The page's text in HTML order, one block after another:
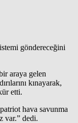
göndereceğini
araya gelen
kınayarak,
etti.
hava savunma
var.” dedi.